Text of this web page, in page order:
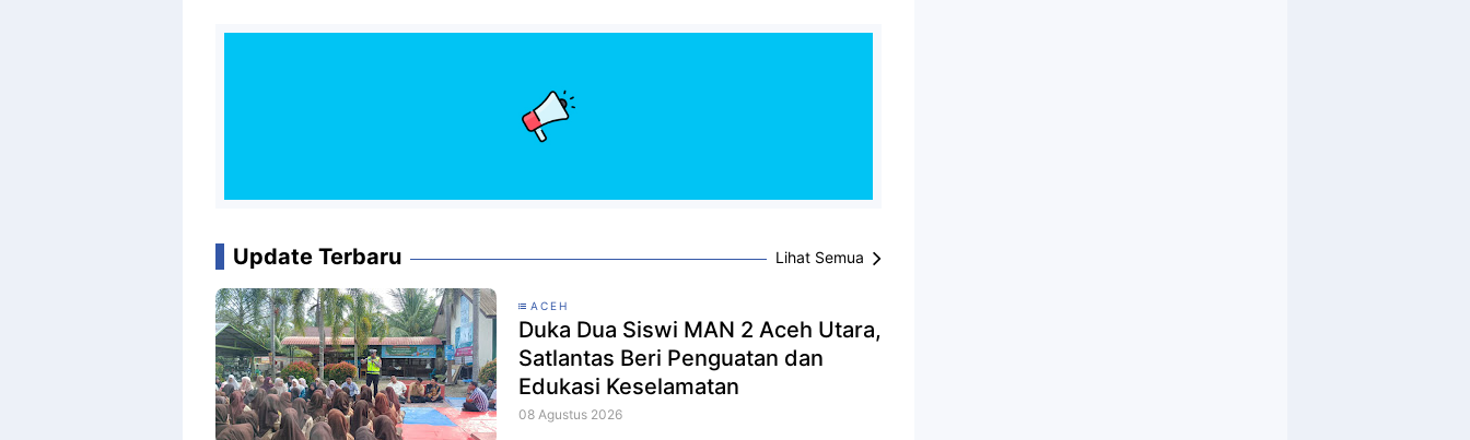
Update Terbaru Lihat Semua
ACEH
Duka Dua Siswi MAN 2 Aceh Utara,
Satlantas Beri Penguatan dan
Edukasi Keselamatan
08 Agustus 2026